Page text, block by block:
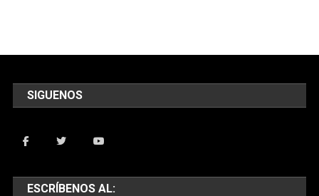
SIGUENOS
ESCRÍBENOS AL: